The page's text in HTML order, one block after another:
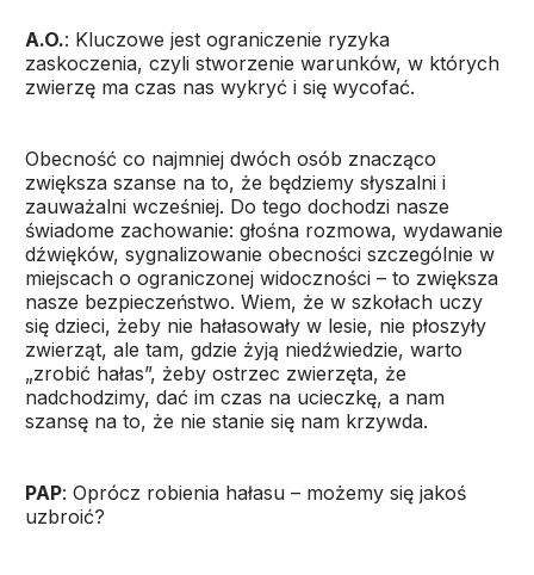
A.O.: Kluczowe jest ograniczenie ryzyka
zaskoczenia, czyli stworzenie warunków, w których
zwierzę ma czas nas wykryć i się wycofać.
Obecność co najmniej dwóch osób znacząco
zwiększa szanse na to, że będziemy słyszalni i
zauważalni wcześniej. Do tego dochodzi nasze
świadome zachowanie: głośna rozmowa, wydawanie
dźwięków, sygnalizowanie obecności szczególnie w
miejscach o ograniczonej widoczności – to zwiększa
nasze bezpieczeństwo. Wiem, że w szkołach uczy
się dzieci, żeby nie hałasowały w lesie, nie płoszyły
zwierząt, ale tam, gdzie żyją niedźwiedzie, warto
„zrobić hałas”, żeby ostrzec zwierzęta, że
nadchodzimy, dać im czas na ucieczkę, a nam
szansę na to, że nie stanie się nam krzywda.
PAP: Oprócz robienia hałasu – możemy się jakoś
uzbroić?